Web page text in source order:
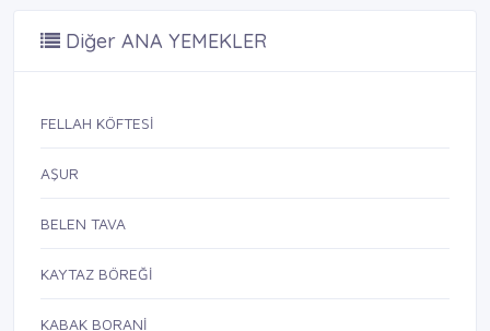
Diğer ANA YEMEKLER
FELLAH KÖFTESİ
AŞUR
BELEN TAVA
KAYTAZ BÖREĞİ
KABAK BORANİ